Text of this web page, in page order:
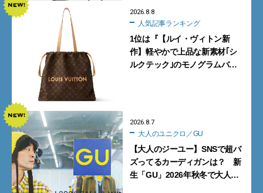
2026.8.8
人気記事ランキング
1位は『【ルイ・ヴィトン新
作】軽やかで上品な新素材｢シ
ルクテック｣のモノグラムバッ
2026.8.7
大人のユニクロ／GU
【大人のジーユー】SNSで超バ
ズってるカーディガンは？ 新
生「GU」2026年秋冬で大人メ